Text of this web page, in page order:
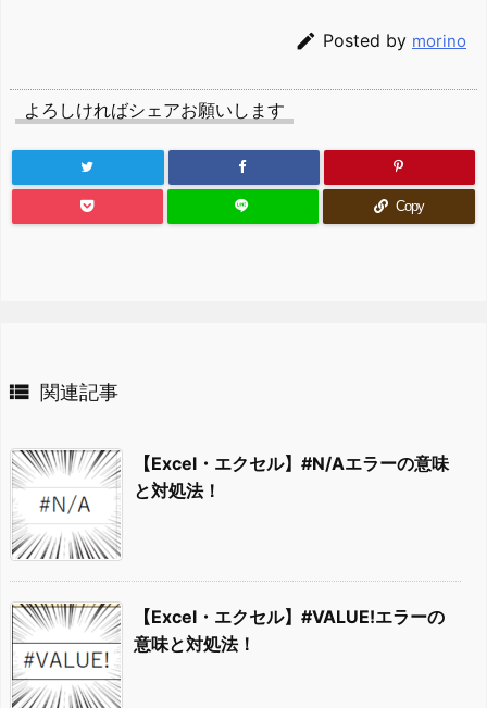
 Posted by morino
よろしければシェアお願いします
Copy
 関連記事
【Excel・エクセル】#N/Aエラーの意味
と対処法！
【Excel・エクセル】#VALUE!エラーの
意味と対処法！